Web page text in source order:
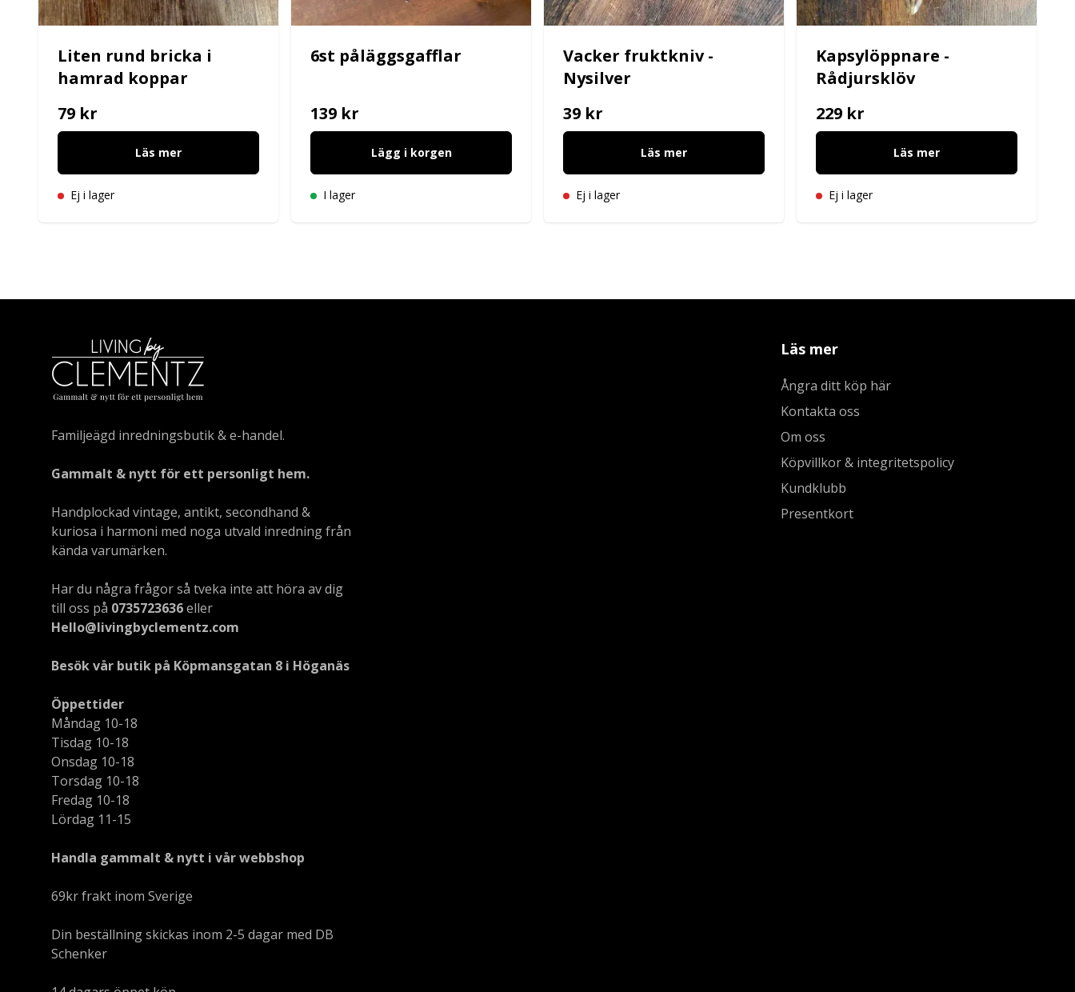
Liten rund bricka i
hamrad koppar
79 kr
Läs mer
Ej i lager
6st påläggsgafflar
139 kr
Lägg i korgen
I lager
Vacker fruktkniv -
Nysilver
39 kr
Läs mer
Ej i lager
Kapsylöppnare -
Rådjursklöv
229 kr
Läs mer
Ej i lager
Familjeägd inredningsbutik & e-handel.
Gammalt & nytt för ett personligt hem.
Handplockad vintage, antikt, secondhand &
kuriosa i harmoni med noga utvald inredning från
kända varumärken.
Har du några frågor så tveka inte att höra av dig
till oss på 0735723636eller
Hello@livingbyclementz.com
Besök vår butik på Köpmansgatan 8 i Höganäs
Öppettider
Måndag 10-18
Tisdag 10-18
Onsdag 10-18
Torsdag 10-18
Fredag 10-18
Lördag 11-15
Handla gammalt & nytt i vår webbshop
69kr frakt inom Sverige
Din beställning skickas inom 2-5 dagar med DB
Schenker
Läs mer
Ångra ditt köp här
Kontakta oss
Om oss
Köpvillkor & integritetspolicy
Kundklubb
Presentkort